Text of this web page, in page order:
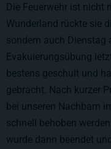
Die Feuerwehr ist nicht
Wunderland rückte sie
sondern auch Dienstag
Evakuierungsübung
bestens geschult und
gebracht. Nach kurzer
bei unseren Nachbarn
schnell behoben
wurde dann beendet